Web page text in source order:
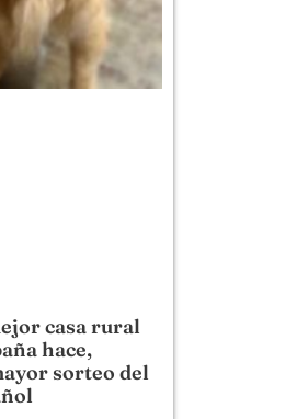
casa rural
hace,
sorteo del